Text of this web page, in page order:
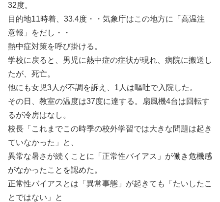
32度。
目的地11時着、33.4度・・気象庁はこの地方に「高温注
意報」をだし・・
熱中症対策を呼び掛ける。
学校に戻ると、男児に熱中症の症状が現れ、病院に搬送し
たが、死亡。
他にも女児3人が不調を訴え、1人は嘔吐で入院した。
その日、教室の温度は37度に達する。扇風機4台は回転す
るが冷房はなし。
校長「これまでこの時季の校外学習では大きな問題は起き
ていなかった」と、
異常な暑さが続くことに「正常性バイアス」が働き危機感
がなかったことを認めた。
正常性バイアスとは「異常事態」が起きても「たいしたこ
とではない」と